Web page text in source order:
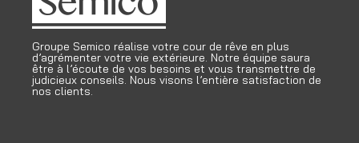
Groupe Semico réalise votre cour de rêve en plus
d’agrémenter votre vie extérieure. Notre équipe saura
être à l’écoute de vos besoins et vous transmettre de
judicieux conseils. Nous visons l’entière satisfaction de
nos clients.